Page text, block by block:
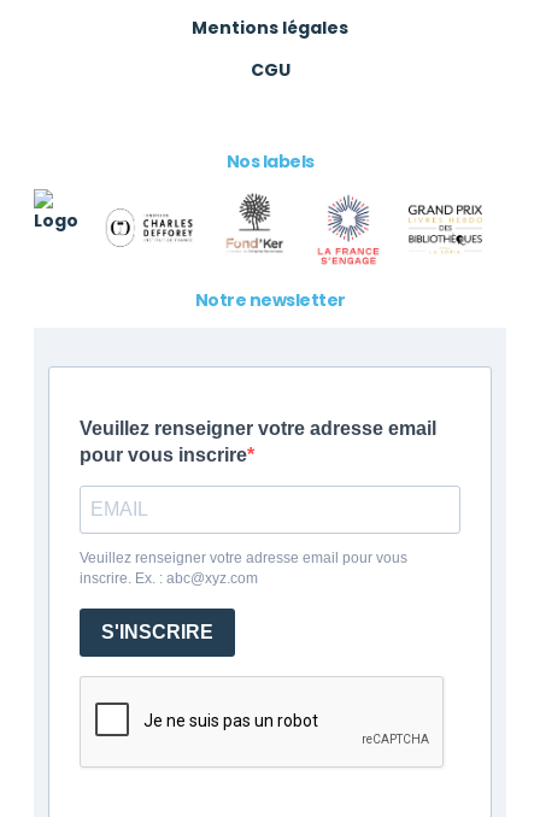
Mentions légales
CGU
Nos labels
Notre newsletter
Veuillez renseigner votre adresse email
pour vous inscrire
Veuillez renseigner votre adresse email pour vous
inscrire. Ex. : abc@xyz.com
S'INSCRIRE